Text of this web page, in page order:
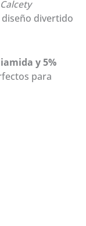
divertido
y 5%
para